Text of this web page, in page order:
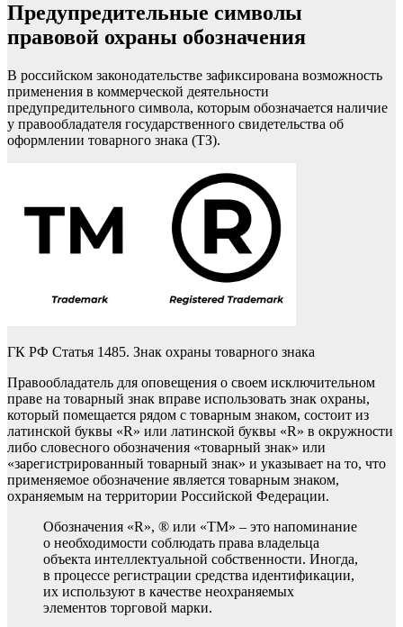
Предупредительные символы
правовой охраны обозначения
В российском законодательстве зафиксирована возможность
применения в коммерческой деятельности
предупредительного символа, которым обозначается наличие
у правообладателя государственного свидетельства об
оформлении товарного знака (ТЗ).
ГК РФ Статья 1485. Знак охраны товарного знака
Правообладатель для оповещения о своем исключительном
праве на товарный знак вправе использовать знак охраны,
который помещается рядом с товарным знаком, состоит из
латинской буквы «R» или латинской буквы «R» в окружности
либо словесного обозначения «товарный знак» или
«зарегистрированный товарный знак» и указывает на то, что
применяемое обозначение является товарным знаком,
охраняемым на территории Российской Федерации.
Обозначения «R», ® или «ТМ» – это напоминание
о необходимости соблюдать права владельца
объекта интеллектуальной собственности. Иногда,
в процессе регистрации средства идентификации,
их используют в качестве неохраняемых
элементов торговой марки.